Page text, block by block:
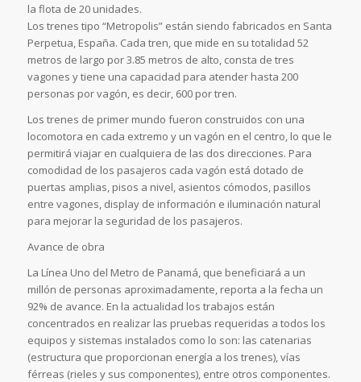
la flota de 20 unidades.
Los trenes tipo “Metropolis” están siendo fabricados en Santa
Perpetua, España. Cada tren, que mide en su totalidad 52
metros de largo por 3.85 metros de alto, consta de tres
vagones y tiene una capacidad para atender hasta 200
personas por vagón, es decir, 600 por tren.
Los trenes de primer mundo fueron construidos con una
locomotora en cada extremo y un vagón en el centro, lo que le
permitirá viajar en cualquiera de las dos direcciones. Para
comodidad de los pasajeros cada vagón está dotado de
puertas amplias, pisos a nivel, asientos cómodos, pasillos
entre vagones, display de información e iluminación natural
para mejorar la seguridad de los pasajeros.
Avance de obra
La Línea Uno del Metro de Panamá, que beneficiará a un
millón de personas aproximadamente, reporta a la fecha un
92% de avance. En la actualidad los trabajos están
concentrados en realizar las pruebas requeridas a todos los
equipos y sistemas instalados como lo son: las catenarias
(estructura que proporcionan energía a los trenes), vías
férreas (rieles y sus componentes), entre otros componentes.